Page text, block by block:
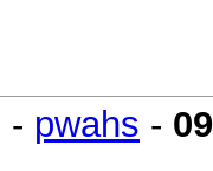
- pwahs -